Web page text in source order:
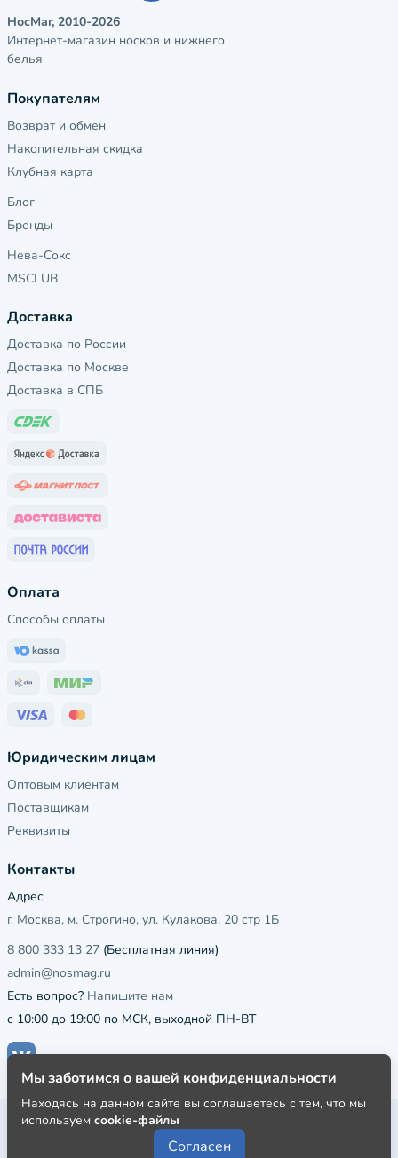
НосМаг, 2010-2026
Интернет-магазин носков и нижнего
белья
Покупателям
Возврат и обмен
Накопительная скидка
Клубная карта
Блог
Бренды
Нева-Сокс
MSCLUB
Доставка
Доставка по России
Доставка по Москве
Доставка в СПБ
Оплата
Способы оплаты
Юридическим лицам
Оптовым клиентам
Поставщикам
Реквизиты
Контакты
Адрес
г. Москва, м. Строгино, ул. Кулакова, 20 стр 1Б
8 800 333 13 27 (Бесплатная линия)
admin@nosmag.ru
Есть вопрос? Напишите нам
с 10:00 до 19:00 по МСК, выходной ПН-ВТ
Публичная оферта
Пользовательское соглашение
Мы заботимся о вашей конфиденциальности
Находясь на данном сайте вы соглашаетесь с тем, что мы
используем cookie-файлы
Согласен